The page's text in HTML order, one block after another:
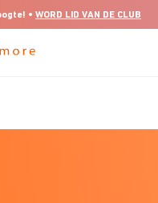
• WORD LID VAN DE CLUB